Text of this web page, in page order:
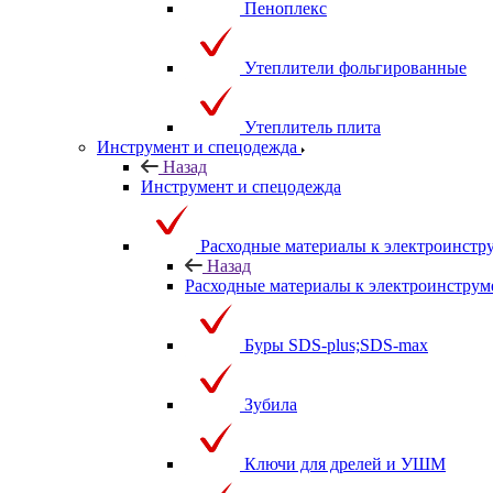
Пеноплекс
Утеплители фольгированные
Утеплитель плита
Инструмент и спецодежда
Назад
Инструмент и спецодежда
Расходные материалы к
Назад
Расходные материалы к
Буры SDS-plus;SDS-max
Зубила
Ключи для дрелей и УШМ